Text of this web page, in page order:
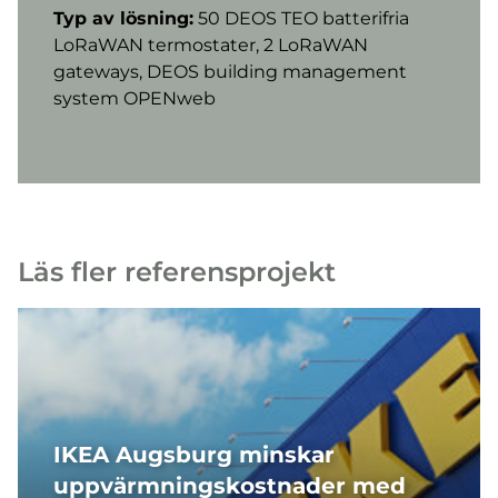
Typ av lösning: 50 DEOS TEO batterifria
LoRaWAN termostater, 2 LoRaWAN
gateways, DEOS building management
system OPENweb
Läs fler referensprojekt
IKEA Augsburg minskar
uppvärmningskostnader med